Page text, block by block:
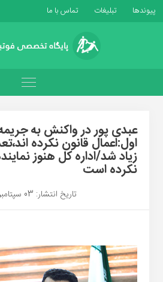
پیوندها تبلیغات تماس با ما
عبدی پور در واکنش به
اول:اعمال قانون نکرده
زیاد شد/اداره کل هنوز
نکرده است
تاریخ انتشار: 03 سپتامبر 2017